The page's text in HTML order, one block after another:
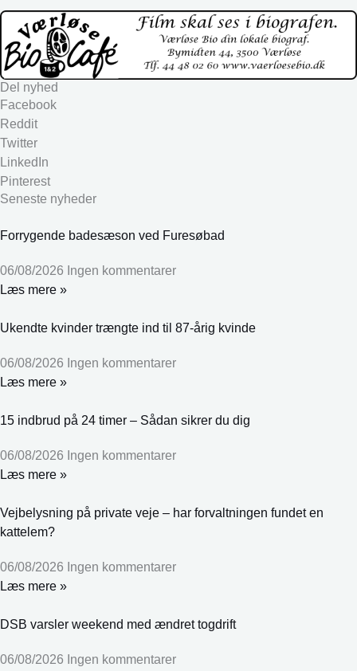
Del nyhed
Facebook
Reddit
Twitter
LinkedIn
Pinterest
Seneste nyheder
Forrygende badesæson ved Furesøbad
06/08/2026 Ingen kommentarer
Læs mere »
Ukendte kvinder trængte ind til 87-årig kvinde
06/08/2026 Ingen kommentarer
Læs mere »
15 indbrud på 24 timer – Sådan sikrer du dig
06/08/2026 Ingen kommentarer
Læs mere »
Vejbelysning på private veje – har forvaltningen fundet en
kattelem?
06/08/2026 Ingen kommentarer
Læs mere »
DSB varsler weekend med ændret togdrift
06/08/2026 Ingen kommentarer